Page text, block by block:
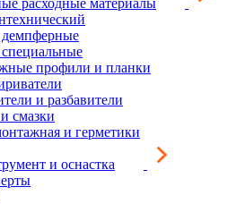
расходные материалы
профили и планки
и разбавители
смазки
и герметики
и оснастка